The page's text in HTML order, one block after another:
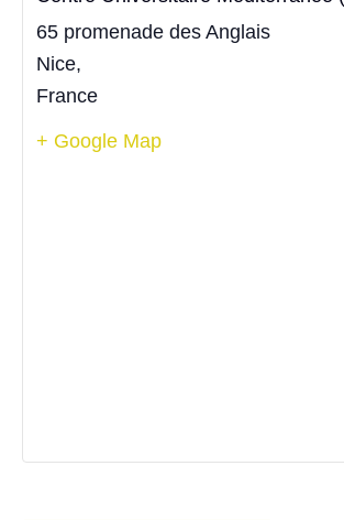
65 promenade des Anglais
Nice,
France
+ Google Map